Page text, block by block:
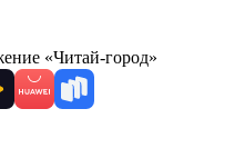
«Читай-город»